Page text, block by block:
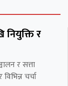
नियुक्ति र
र सत्ता
चर्चा